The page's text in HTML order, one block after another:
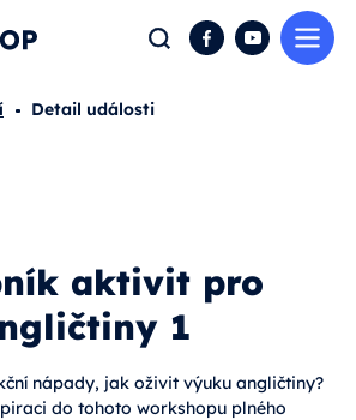
Hledat FacebookYouTube
Detail události
aktivit pro
1
nápady, jak oživit výuku angličtiny?
do tohoto workshopu plného